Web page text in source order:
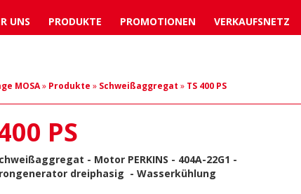
UNS PRODUKTE PROMOTIONEN VERKAUFSNETZ
MOSA» Produkte » Schweißaggregat » TS 400 PS
PS
- Motor PERKINS - 404A-22G1 -
dreiphasig - Wasserkühlung